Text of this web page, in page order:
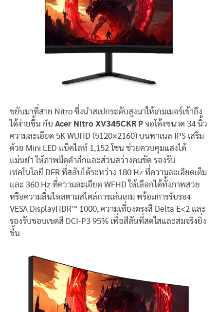
ขยับมาที่สาย Nitro ซึ่งนำสเปกระดับสูงมาให้เกมเมอร์เข้าถึง
ได้ง่ายขึ้น กับ Acer Nitro XV345CKR P จอโค้งขนาด 34 นิ้ว
ความละเอียด 5K WUHD (5120×2160) บนพาเนล IPS เสริม
ด้วย Mini LED แบ็คไลท์ 1,152 โซน ช่วยควบคุมแสงได้
แม่นยำ ให้ภาพมืดดำลึกและส่วนสว่างคมชัด รองรับ
เทคโนโลยี DFR ที่สลับได้ระหว่าง 180 Hz ที่ความละเอียดเต็ม
และ 360 Hz ที่ความละเอียด WFHD ให้เลือกได้ทั้งภาพสวย
หรือความลื่นไหลตามสไตล์การเล่นเกม พร้อมการรับรอง
VESA DisplayHDR™ 1000, ความเที่ยงตรงสี Delta E<2 และ
รองรับขอบเขตสี DCI-P3 95% เพื่อสีสันที่สดใสและสมจริงยิ่ง
ขึ้น